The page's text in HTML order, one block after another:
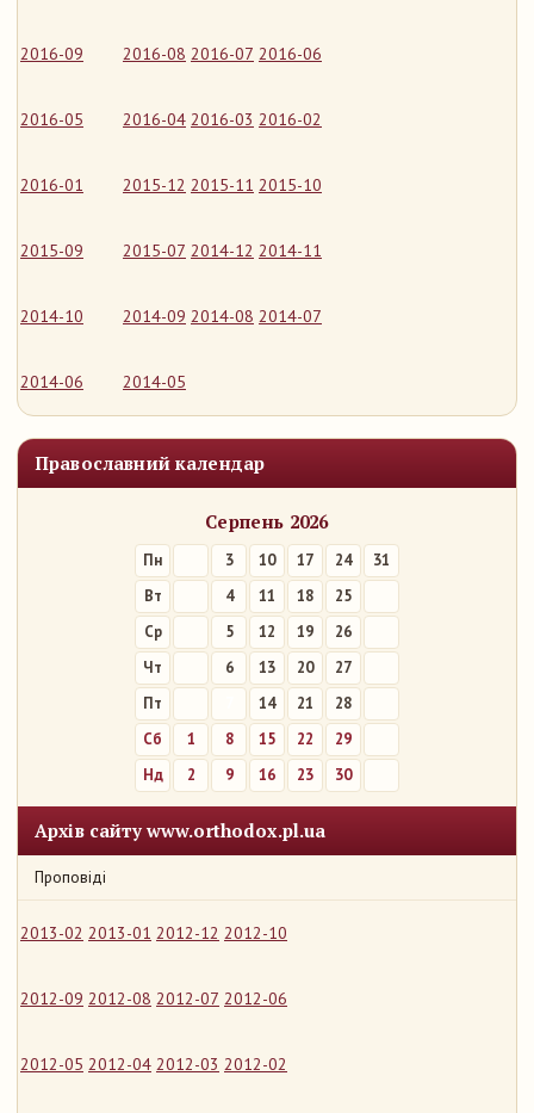
2016-09 2016-08 2016-07 2016-06
2016-05 2016-04 2016-03 2016-02
2016-01 2015-12 2015-11 2015-10
2015-09 2015-07 2014-12 2014-11
2014-10 2014-09 2014-08 2014-07
2014-06 2014-05
Православний календар
Серпень 2026
Пн 3 10 17 24
31
Вт
4 11 18
25
Ср
5 12 19
26
Чт
6 13 20
27
Пт
14 21
28
Сб
1 8 15 22
29
Нд
2 9 16 23 30
Архів сайту www.orthodox.pl.ua
Проповіді
2013-02 2013-01 2012-12 2012-10
2012-09 2012-08 2012-07 2012-06
2012-05 2012-04 2012-03 2012-02